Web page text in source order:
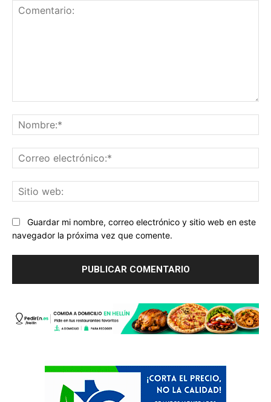
Guardar mi nombre, correo electrónico y sitio web en este
navegador la próxima vez que comente.